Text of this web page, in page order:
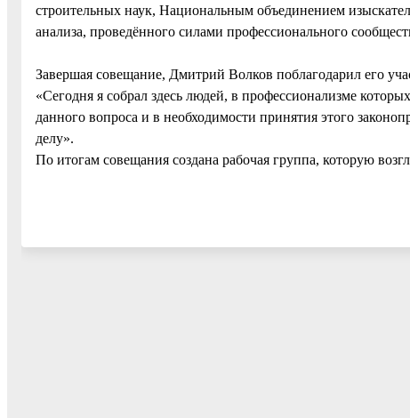
строительных наук, Национальным объединением
анализа, проведённого силами профессионального
Завершая совещание, Дмитрий Волков поблагодарил его
«Сегодня я собрал здесь людей, в профессионализме
данного вопроса и в необходимости принятия этого
делу».
По итогам совещания создана рабочая группа, которую